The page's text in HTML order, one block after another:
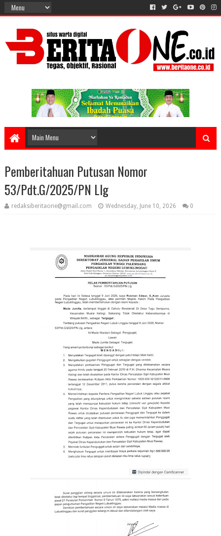
Pemberitahuan Putusan Nomor
53/Pdt.G/2025/PN Llg
redaksiberitaone@gmail.com Wednesday, June 10, 2026 0